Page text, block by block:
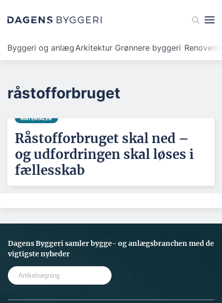
Byggeri og anlægArkitektur Grønnere byggeri
råstofforbruget
MATERIALER
Råstofforbruget skal ned –
og udfordringen skal løses i
fællesskab
Dagens Byggeri samler bygge- og anlægsbranchen med de
vigtigste nyheder